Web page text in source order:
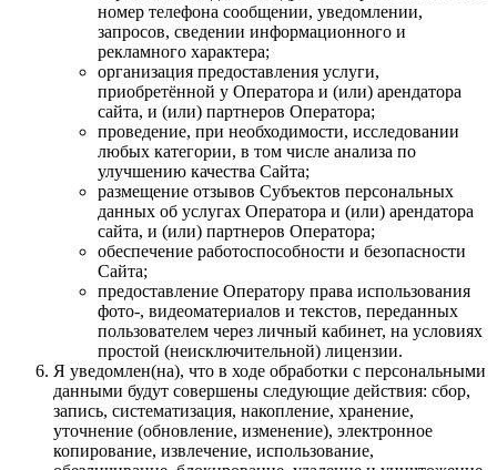
номер телефона сообщении, уведомлении,
запросов, сведении информационного и
рекламного характера;
организация предоставления услуги,
приобретённой у Оператора и (или) арендатора
сайта, и (или) партнеров Оператора;
проведение, при необходимости, исследовании
любых категории, в том числе анализа по
улучшению качества Сайта;
размещение отзывов Субъектов персональных
данных об услугах Оператора и (или) арендатора
сайта, и (или) партнеров Оператора;
обеспечение работоспособности и безопасности
Сайта;
предоставление Оператору права использования
фото-, видеоматериалов и текстов, переданных
пользователем через личный кабинет, на условиях
простой (неисключительной) лицензии.
Я уведомлен(на), что в ходе обработки с персональными
данными будут совершены следующие действия: сбор,
запись, систематизация, накопление, хранение,
уточнение (обновление, изменение), электронное
копирование, извлечение, использование,